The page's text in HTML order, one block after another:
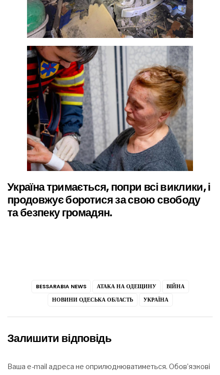
Україна тримається, попри всі виклики, і
продовжує боротися за свою свободу
та безпеку громадян.
BESSARABIA NEWS АТАКА НА ОДЕЩИНУ
ВІЙНА
НОВИНИ ОДЕСЬКА ОБЛАСТЬ
УКРАЇНА
Залишити відповідь
Ваша e-mail адреса не оприлюднюватиметься. Обов’язкові